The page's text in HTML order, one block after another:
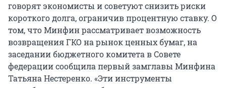
говорят экономисты и советуют снизить риски
короткого долга, ограничив процентную ставку. О
том, что Минфин рассматривает возможность
возвращения ГКО на рынок ценных бумаг, на
заседании бюджетного комитета в Совете
федерации сообщила первый замглавы Минфина
Татьяна Нестеренко. «Эти инструменты